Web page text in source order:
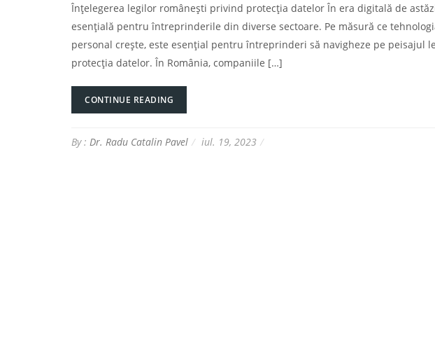
Înțelegerea legilor românești privind protecția datelor În era digitală de
esențială pentru întreprinderile din diverse sectoare. Pe măsură ce
personal crește, este esențial pentru întreprinderi să navigheze pe peisajul
protecția datelor. În România, companiile […]
CONTINUE READING
By : Dr. Radu Catalin Pavel iul. 19, 2023